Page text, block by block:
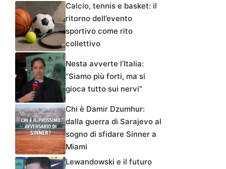
Calcio, tennis e basket: il
ritorno dell’evento
sportivo come rito
collettivo
Nesta avverte l’Italia:
“Siamo più forti, ma si
gioca tutto sui nervi”
Chi è Damir Dzumhur:
dalla guerra di Sarajevo al
sogno di sfidare Sinner a
Miami
Lewandowski e il futuro